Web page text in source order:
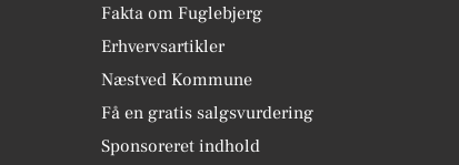
Fakta om Fuglebjerg
Erhvervsartikler
Næstved Kommune
Få en gratis salgsvurdering
Sponsoreret indhold